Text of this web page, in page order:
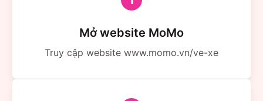
Mở website MoMo
Truy cập website www.momo.vn/ve-xe